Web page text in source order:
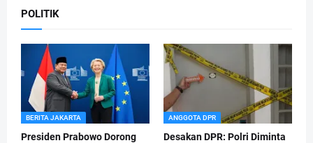
POLITIK
BERITA JAKARTA
Presiden Prabowo Dorong
ANGGOTA DPR
Desakan DPR: Polri Diminta